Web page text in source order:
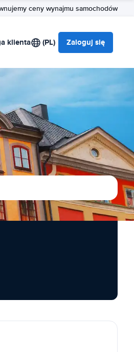
ceny wynajmu samochodów
klienta (PL) Zaloguj się